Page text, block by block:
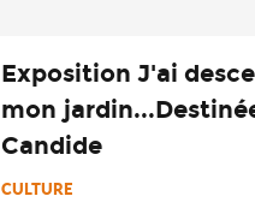
Exposition J'ai
mon
Candide
CULTURE